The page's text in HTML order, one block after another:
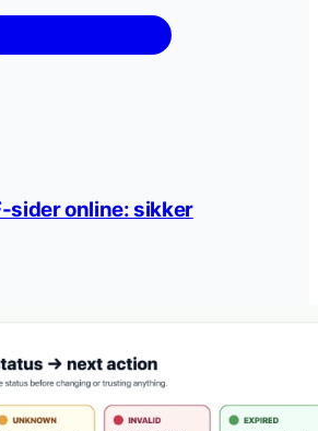
sider online: sikker